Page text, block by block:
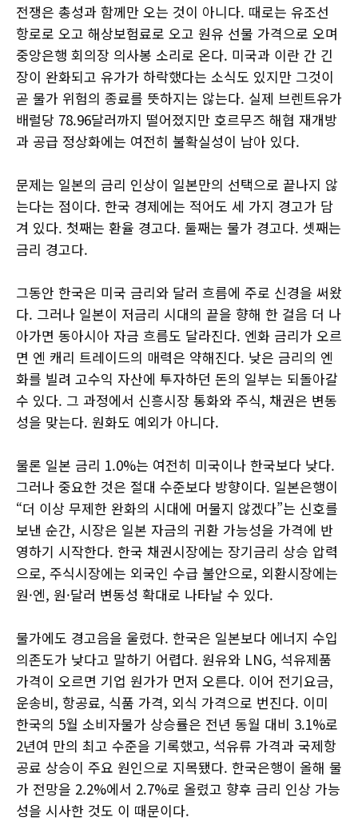
전쟁은 총성과 함께만 오는 것이 아니다. 때로는 유조선
항로로 오고 해상보험료로 오고 원유 선물 가격으로 오며
중앙은행 회의장 의사봉 소리로 온다. 미국과 이란 간 긴
장이 완화되고 유가가 하락했다는 소식도 있지만 그것이
곧 물가 위험의 종료를 뜻하지는 않는다. 실제 브렌트유가
배럴당 78.96달러까지 떨어졌지만 호르무즈 해협 재개방
과 공급 정상화에는 여전히 불확실성이 남아 있다.
문제는 일본의 금리 인상이 일본만의 선택으로 끝나지 않
는다는 점이다. 한국 경제에는 적어도 세 가지 경고가 담
겨 있다. 첫째는 환율 경고다. 둘째는 물가 경고다. 셋째는
금리 경고다.
그동안 한국은 미국 금리와 달러 흐름에 주로 신경을 써왔
다. 그러나 일본이 저금리 시대의 끝을 향해 한 걸음 더 나
아가면 동아시아 자금 흐름도 달라진다. 엔화 금리가 오르
면 엔 캐리 트레이드의 매력은 약해진다. 낮은 금리의 엔
화를 빌려 고수익 자산에 투자하던 돈의 일부는 되돌아갈
수 있다. 그 과정에서 신흥시장 통화와 주식, 채권은 변동
성을 맞는다. 원화도 예외가 아니다.
물론 일본 금리 1.0%는 여전히 미국이나 한국보다 낮다.
그러나 중요한 것은 절대 수준보다 방향이다. 일본은행이
“더 이상 무제한 완화의 시대에 머물지 않겠다”는 신호를
보낸 순간, 시장은 일본 자금의 귀환 가능성을 가격에 반
영하기 시작한다. 한국 채권시장에는 장기금리 상승 압력
으로, 주식시장에는 외국인 수급 불안으로, 외환시장에는
원·엔, 원·달러 변동성 확대로 나타날 수 있다.
물가에도 경고음을 울렸다. 한국은 일본보다 에너지 수입
의존도가 낮다고 말하기 어렵다. 원유와 LNG, 석유제품
가격이 오르면 기업 원가가 먼저 오른다. 이어 전기요금,
운송비, 항공료, 식품 가격, 외식 가격으로 번진다. 이미
한국의 5월 소비자물가 상승률은 전년 동월 대비 3.1%로
2년여 만의 최고 수준을 기록했고, 석유류 가격과 국제항
공료 상승이 주요 원인으로 지목됐다. 한국은행이 올해 물
가 전망을 2.2%에서 2.7%로 올렸고 향후 금리 인상 가능
성을 시사한 것도 이 때문이다.